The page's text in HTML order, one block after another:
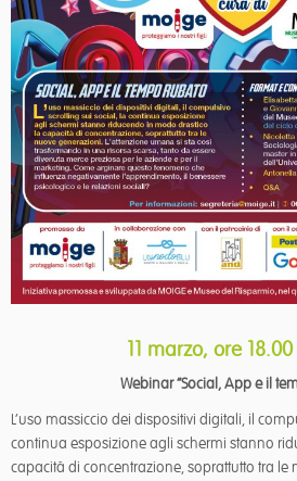
11 marzo, ore
Webinar “Social, App e il
L’uso massiccio dei dispositivi digitali, il
continua esposizione agli schermi stanno
capacità di concentrazione, soprattutto tra le